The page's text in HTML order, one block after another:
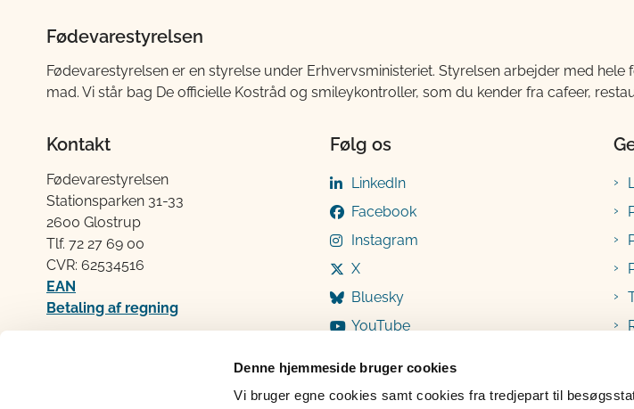
Denne hjemmeside bruger cookies
Vi bruger egne cookies samt cookies fra tredjepart til
Fødevarestyrelsen
Fødevarestyrelsen er en styrelse under Erhvervsministeriet. Styrelsen arbejder med
mad. Vi står bag De officielle Kostråd og smileykontroller, som du kender fra cafeer,
Kontakt
Fødevarestyrelsen
Stationsparken 31-33
2600 Glostrup
Tlf. 72 2​​​7 69 00
CVR: 62534516
EAN
Betaling af regning
Følg os
LinkedIn
Facebook
Instagram
X
Bluesky
YouTube